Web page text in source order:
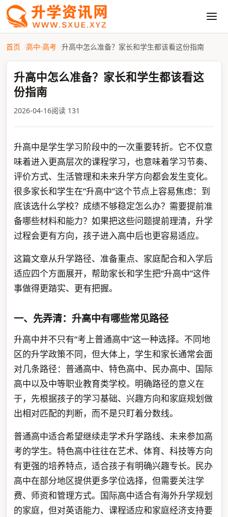
首页 高中·高考 升高中怎么准备？家长和学生都该看这份指南
升高中怎么准备？家长和学生都该看这
份指南
2026-04-16阅读 131
升高中是学生学习阶段中的一次重要转折。它不仅意
味着进入更高层次的课程学习，也意味着学习节奏、
评价方式、生活管理和未来升学方向都会发生变化。
很多家长和学生在“升高中”这个节点上容易焦虑：到
底该选什么学校？成绩不够稳定怎么办？需要提前准
备哪些材料和能力？如果把这些问题提前理清，升学
过程会更有方向，孩子进入高中后也更容易适应。
这篇文章从升学路径、准备重点、家庭配合和入学后
适应四个方面展开，帮助家长和学生把“升高中”这件
事做得更踏实、更有把握。
一、先弄清：升高中有哪些常见路径
升高中并不只有“考上普通高中”这一种选择。不同地
区的升学政策不同，但大体上，学生和家长通常会面
对几条路径：普通高中、特色高中、民办高中、国际
高中以及中等职业教育类学校。明确路径的意义在
于，先根据孩子的学习基础、兴趣方向和家庭规划做
出相对匹配的判断，而不是只盯着分数线。
普通高中适合希望继续走学术升学路线、未来参加高
考的学生。特色高中往往在艺术、体育、科技等方向
有更强的培养特点，适合孩子有明确兴趣专长。民办
高中在部分地区提供更多学位选择，但需要关注学
费、师资和管理方式。国际高中适合有海外升学规划
的家庭，但对英语能力、课程适应和家庭经济支持要